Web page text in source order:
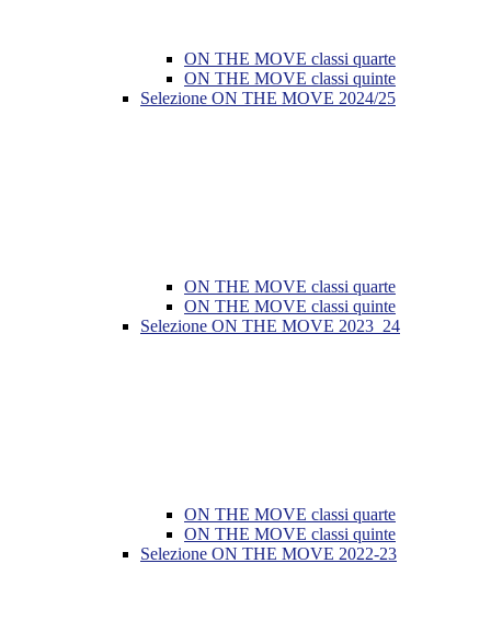
ON THE MOVE classi quarte
ON THE MOVE classi quinte
Selezione ON THE MOVE 2024/25
ON THE MOVE classi quarte
ON THE MOVE classi quinte
Selezione ON THE MOVE 2023_24
ON THE MOVE classi quarte
ON THE MOVE classi quinte
Selezione ON THE MOVE 2022-23